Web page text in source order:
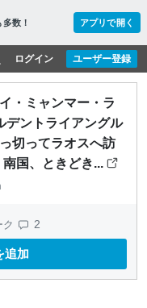
数！ アプリで開く
ユーザー登録
ログイン
・ミャンマー・ラ
デントライアングル
切ってラオスへ訪
国、ときどき...
ク 2
追加